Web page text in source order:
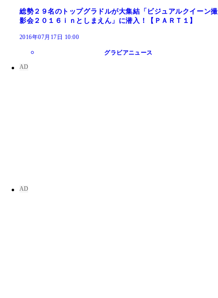
総勢２９名のトップグラドルが大集結「ビジュアルクイーン撮
影会２０１６ｉｎとしまえん」に潜入！【ＰＡＲＴ１】
2016年07月17日 10:00
グラビアニュース